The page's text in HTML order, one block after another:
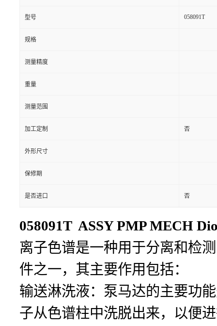
型号 058091T
规格
测量精度
重量
测量范围
加工定制 否
外形尺寸
保修期
是否进口 否
058091T ASSY PMP MECH
离子色谱是一种用于分离和检
件之一，其主要作用包括：
输送淋洗液：泵马达的主要功
子从色谱柱中洗脱出来，以便